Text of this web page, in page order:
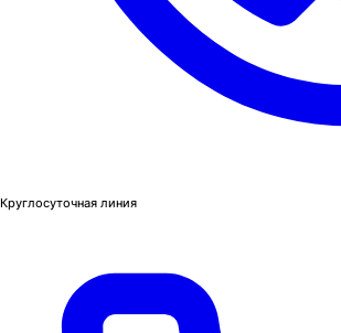
Круглосуточная линия